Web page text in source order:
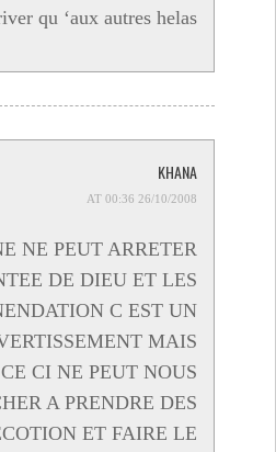
qu ‘aux autres helas !
KHANA
26/10/2008 AT 00:36
NE PEUT ARRETER
DE DIEU ET LES
C EST UN
MAIS
CE CI NE PEUT NOUS
A PRENDRE DES
ET FAIRE LE